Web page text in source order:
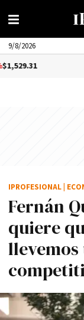
9/8/2026
DÓLAR
Fernán
quiere
IPROFESIONAL